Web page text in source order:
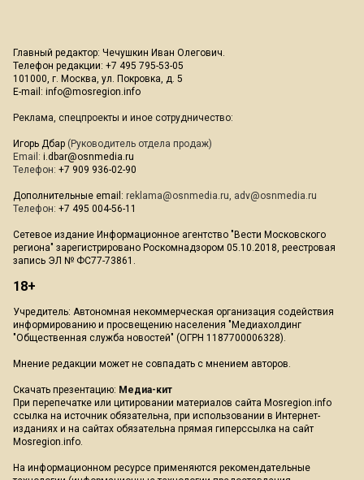
Главный редактор: Чечушкин Иван Олегович.
Телефон редакции: +7 495 795-53-05
101000, г. Москва, ул. Покровка, д. 5
E-mail: info@mosregion.info
Реклама, спецпроекты и иное сотрудничество:
Игорь Дбар (Руководитель отдела продаж)
Email: i.dbar@osnmedia.ru
Телефон: +7 909 936-02-90
Дополнительные email: reklama@osnmedia.ru, adv@osnmedia.ru
Телефон: +7 495 004-56-11
Сетевое издание Информационное агентство "Вести Московского
региона" зарегистрировано Роскомнадзором 05.10.2018, реестровая
запись ЭЛ № ФС77-73861.
18+
Учредитель: Автономная некоммерческая организация содействия
информированию и просвещению населения "Медиахолдинг
"Общественная служба новостей" (ОГРН 1187700006328).
Мнение редакции может не совпадать с мнением авторов.
Скачать презентацию: Медиа-кит
При перепечатке или цитировании материалов сайта Mosregion.info
ссылка на источник обязательна, при использовании в Интернет-
изданиях и на сайтах обязательна прямая гиперссылка на сайт
Mosregion.info.
На информационном ресурсе применяются рекомендательные